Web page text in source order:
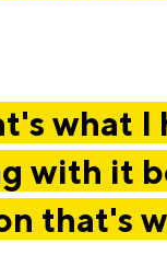
what I
with it
that's